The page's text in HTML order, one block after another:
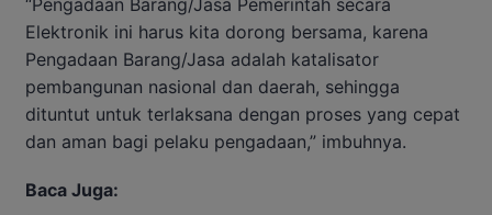
Elektronik ini harus kita dorong bersama, karena
Pengadaan Barang/Jasa adalah katalisator
pembangunan nasional dan daerah, sehingga
dituntut untuk terlaksana dengan proses yang cepat
dan aman bagi pelaku pengadaan,” imbuhnya.
Baca Juga: